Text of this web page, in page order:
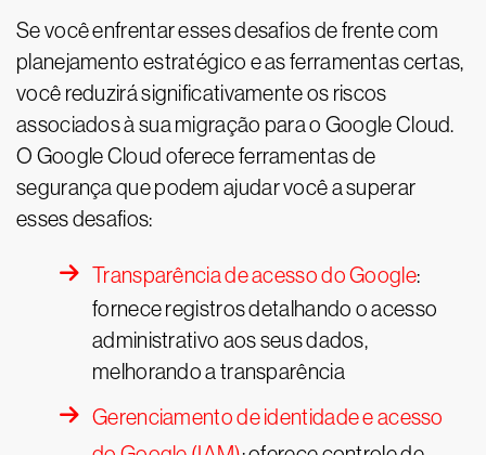
Se você enfrentar esses desafios de frente com
planejamento estratégico e as ferramentas certas,
você reduzirá significativamente os riscos
associados à sua migração para o Google Cloud.
O Google Cloud oferece ferramentas de
segurança que podem ajudar você a superar
esses desafios:
Transparência de acesso do Google:
fornece registros detalhando o acesso
administrativo aos seus dados,
melhorando a transparência
Gerenciamento de identidade e acesso